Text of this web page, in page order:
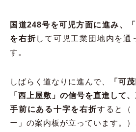
国道248号を可児方面に進み、
を右折して可児工業団地内を通
す。
しばらく道なりに進んで、
「可
「西上屋敷」の信号を直進して
手前にある十字を右折すると（
ー」の案内板が立っています。